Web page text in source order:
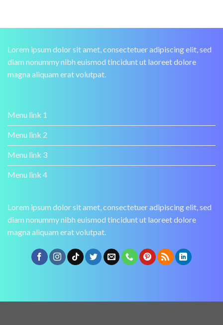
Lorem ipsum dolor sit amet, consectetuer adipiscing elit, sed
diam nonummy nibh euismod tincidunt ut laoreet dolore
magna aliquam erat volutpat.
Menu link 1
Menu link 2
Menu link 3
Menu link 4
Lorem ipsum dolor sit amet, consectetuer adipiscing elit, sed
diam nonummy nibh euismod tincidunt ut laoreet dolore
magna aliquam erat volutpat.